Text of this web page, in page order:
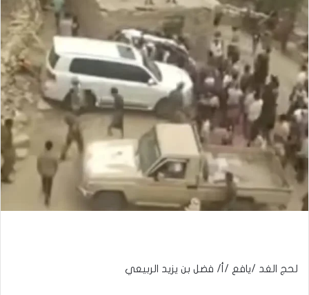
لحج الغد /يافع /أ/ فضل بن يزيد الربيعي